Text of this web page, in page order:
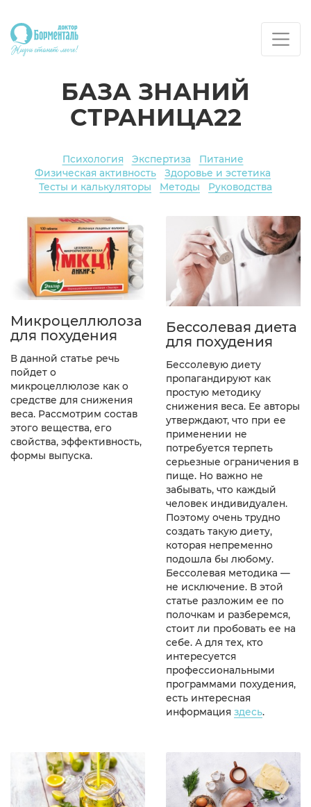
БАЗА ЗНАНИЙ
СТРАНИЦА22
Психология Экспертиза
Питание
Физическая активность
Здоровье и эстетика
Тесты и калькуляторы
Методы Руководства
Микроцеллюлоза
для похудения
В данной статье речь
пойдет о
микроцеллюлозе как о
средстве для снижения
веса. Рассмотрим состав
этого вещества, его
свойства, эффективность,
формы выпуска.
Бессолевая диета
для похудения
Бессолевую диету
пропагандируют как
простую методику
снижения веса. Ее авторы
утверждают, что при ее
применении не
потребуется терпеть
серьезные ограничения в
пище. Но важно не
забывать, что каждый
человек индивидуален.
Поэтому очень трудно
создать такую диету,
которая непременно
подошла бы любому.
Бессолевая методика —
не исключение. В этой
статье разложим ее по
полочкам и разберемся,
стоит ли пробовать ее на
себе. А для тех, кто
интересуется
профессиональными
программами похудения,
есть интересная
информация здесь.